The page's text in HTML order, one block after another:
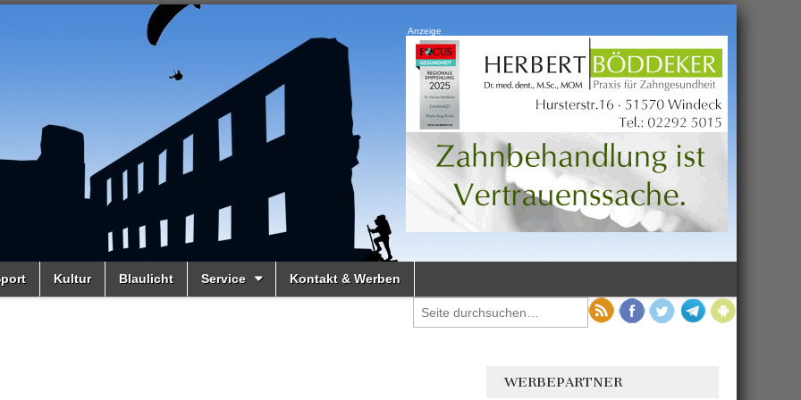
Anzeige
Kultur Blaulicht Service Kontakt & Werben
WERBEPARTNER